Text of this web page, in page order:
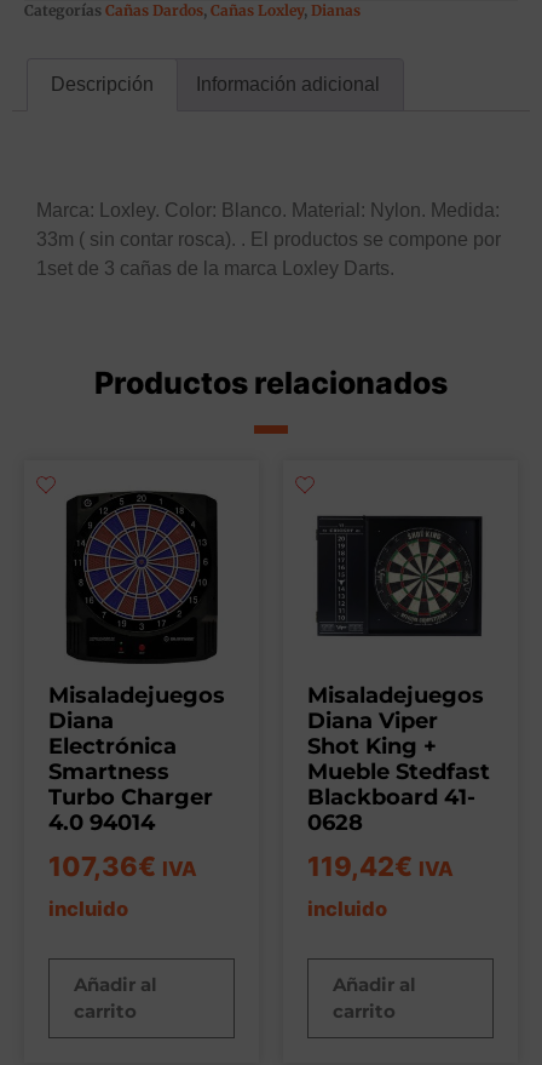
Categorías Cañas Dardos, Cañas Loxley, Dianas
Descripción Información adicional
Marca: Loxley. Color: Blanco. Material: Nylon. Medida:
33m ( sin contar rosca). . El productos se compone por
1set de 3 cañas de la marca Loxley Darts.
Productos relacionados
Misaladejuegos
Diana
Electrónica
Smartness
Turbo Charger
4.0 94014
107,36€ IVA
incluido
Añadir al
carrito
Misaladejuegos
Diana Viper
Shot King +
Mueble Stedfast
Blackboard 41-
0628
119,42€ IVA
incluido
Añadir al
carrito